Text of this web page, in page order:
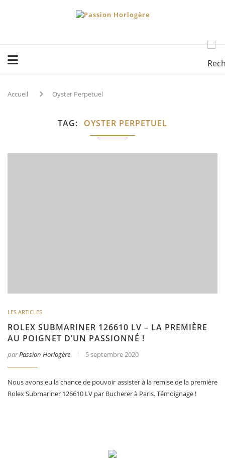
Accueil Oyster Perpetuel
TAG OYSTER PERPETUEL
LES ARTICLES
ROLEX SUBMARINER 126610 LV – LA PREMIÈRE
AU POIGNET D’UN PASSIONNÉ !
parPassion Horlogère 5 septembre 2020
Nous avons eu la chance de pouvoir assister à la remise de la première
Rolex Submariner 126610 LV par Bucherer à Paris. Témoignage !